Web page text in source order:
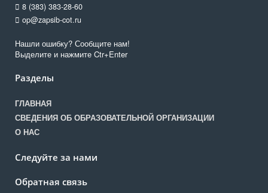
8 (383) 383-28-60
op@zapsib-cot.ru
Нашли ошибку? Сообщите нам!
Выделите и нажмите Ctr+Enter
Разделы
ГЛАВНАЯ
СВЕДЕНИЯ ОБ ОБРАЗОВАТЕЛЬНОЙ ОРГАНИЗАЦИИ
О НАС
Следуйте за нами
Обратная связь